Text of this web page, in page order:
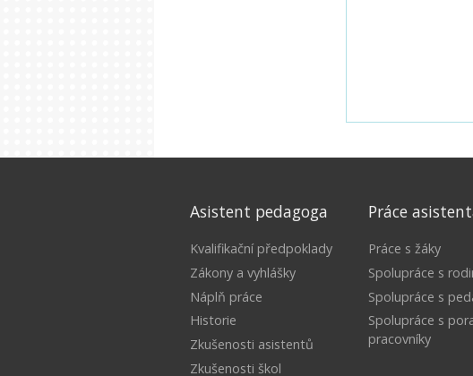
Asistent pedagoga
Kvalifikační předpoklady
Zákony a vyhlášky
Náplň práce
Historie
Zkušenosti asistentů
Zkušenosti škol
Práce
Práce s žáky
Spolupráce s
Spolupráce s
Spolupráce s
pracovníky